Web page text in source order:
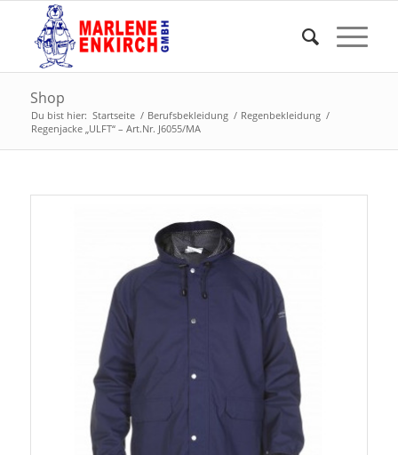
Shop
Du bist hier: Startseite / Berufsbekleidung / Regenbekleidung /
Regenjacke „ULFT“ – Art.Nr. J6055/MA